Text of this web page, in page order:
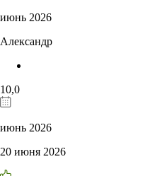
июнь 2026
Александр
10,0
июнь 2026
20 июня 2026